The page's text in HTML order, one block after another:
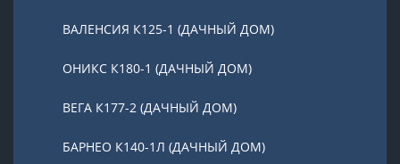
ВАЛЕНСИЯ К125-1 (ДАЧНЫЙ ДОМ)
ОНИКС К180-1 (ДАЧНЫЙ ДОМ)
ВЕГА К177-2 (ДАЧНЫЙ ДОМ)
БАРНЕО К140-1Л (ДАЧНЫЙ ДОМ)